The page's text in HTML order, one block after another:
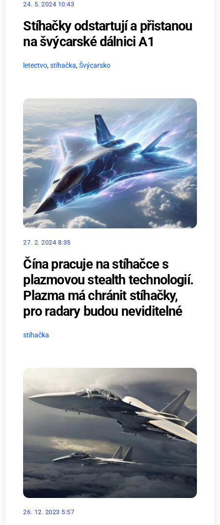
24. 5. 2024 10:43
Stíhačky odstartují a přistanou
na švýcarské dálnici A1
letectvo,stíhačka,Švýcarsko
27. 2. 2024 8:35
Čína pracuje na stíhačce s
plazmovou stealth technologií.
Plazma má chránit stíhačky,
pro radary budou neviditelné
stíhačka
26. 12. 2023 5:57